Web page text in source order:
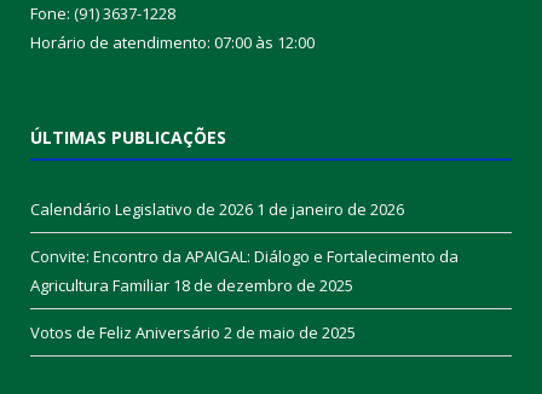
Fone: (91) 3637-1228
Horário de atendimento: 07:00 às 12:00
ÚLTIMAS PUBLICAÇÕES
Calendário Legislativo de 2026 1 de janeiro de 2026
Convite: Encontro da APAIGAL: Diálogo e Fortalecimento da
Agricultura Familiar 18 de dezembro de 2025
Votos de Feliz Aniversário 2 de maio de 2025